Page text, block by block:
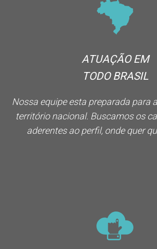
ATUAÇÃO EM
TODO BRASIL
Nossa equipe esta preparada para
território nacional. Buscamos os
aderentes ao perfil, onde quer